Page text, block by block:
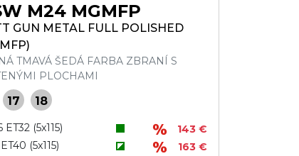
M24 MGMFP
GUN METAL FULL POLISHED
TMAVÁ ŠEDÁ FARBA ZBRANÍ S
PLOCHAMI
17 18
ET32 (5x115)
143 €
(5x115)
163 €